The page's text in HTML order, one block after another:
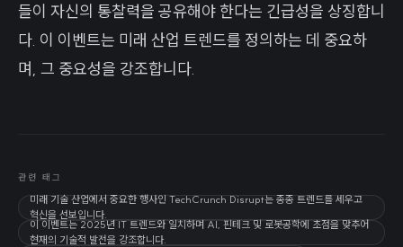
들이 자신의 통찰력을 공유해야 한다는 긴급성을 상징합니
다. 이 이벤트는 미래 산업 트렌드를 정의하는 데 중요하
며, 그 중요성을 강조합니다.
관련 태그
미래 기술 산업에서 중요한 행사인 TechCrunch Disrupt는 종종 트렌드를 세우고
혁신을 선보입니다.
이 이벤트는 2025년 IT 트렌드와 일치하며 AI, 핀테크 및 로봇공학에 초점을 맞추어
현재의 기술적 발전을 강조합니다.